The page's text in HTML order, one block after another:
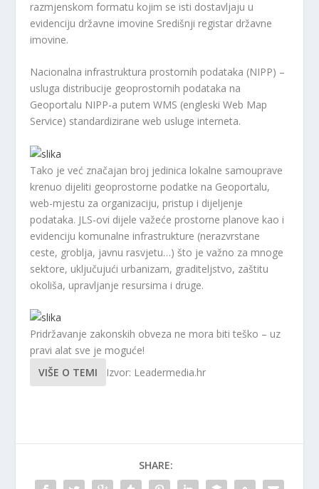
razmjenskom formatu kojim se isti dostavljaju u
evidenciju državne imovine Središnji registar državne
imovine.
Nacionalna infrastruktura prostornih podataka (NIPP) –
usluga distribucije geoprostornih podataka na
Geoportalu NIPP-a putem WMS (engleski Web Map
Service) standardizirane web usluge interneta.
Tako je već značajan broj jedinica lokalne samouprave
krenuo dijeliti geoprostorne podatke na Geoportalu,
web-mjestu za organizaciju, pristup i dijeljenje
podataka. JLS-ovi dijele važeće prostorne planove kao i
evidenciju komunalne infrastrukture (nerazvrstane
ceste, groblja, javnu rasvjetu…) što je važno za mnoge
sektore, uključujući urbanizam, graditeljstvo, zaštitu
okoliša, upravljanje resursima i druge.
Pridržavanje zakonskih obveza ne mora biti teško – uz
pravi alat sve je moguće!
VIŠE O TEMI
Izvor: Leadermedia.hr
SHARE: